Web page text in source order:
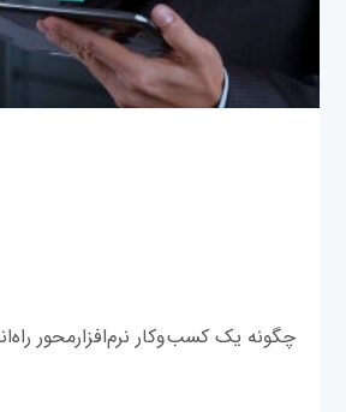
چگونه یک کسب‌وکار نرم‌افزارمحور